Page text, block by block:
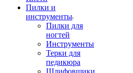
Пилки и
инструменты
Пилки для
ногтей
Инструменты
Терки для
педикюра
Шлифовщики